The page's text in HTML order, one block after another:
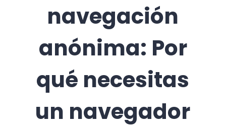
navegación
anónima: Por
qué necesitas
un navegador